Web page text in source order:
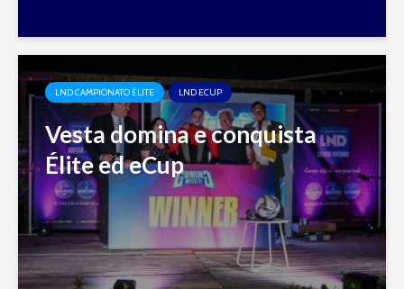
LND CAMPIONATO ÉLITE LND ECUP
Vesta domina e conquista
Élite ed eCup